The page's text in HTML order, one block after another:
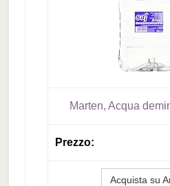
Marten, Acqua
Acquista su